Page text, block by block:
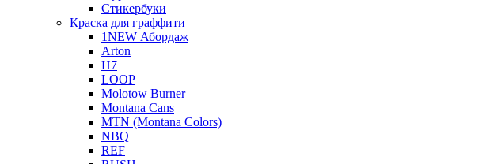
Стикербуки
Краска для граффити
1NEW Абордаж
Arton
H7
LOOP
Molotow Burner
Montana Cans
MTN (Montana Colors)
NBQ
REF